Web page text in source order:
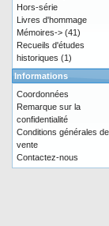
Hors-série
Livres d'hommage
Mémoires-> (41)
Recueils d'études
historiques (1)
Informations
Coordonnées
Remarque sur la
confidentialité
Conditions générales de
vente
Contactez-nous